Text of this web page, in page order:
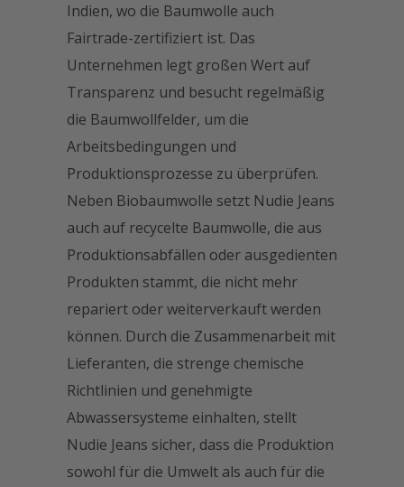
Indien, wo die Baumwolle auch
Fairtrade-zertifiziert ist. Das
Unternehmen legt großen Wert auf
Transparenz und besucht regelmäßig
die Baumwollfelder, um die
Arbeitsbedingungen und
Produktionsprozesse zu überprüfen.
Neben Biobaumwolle setzt Nudie Jeans
auch auf recycelte Baumwolle, die aus
Produktionsabfällen oder ausgedienten
Produkten stammt, die nicht mehr
repariert oder weiterverkauft werden
können. Durch die Zusammenarbeit mit
Lieferanten, die strenge chemische
Richtlinien und genehmigte
Abwassersysteme einhalten, stellt
Nudie Jeans sicher, dass die Produktion
sowohl für die Umwelt als auch für die